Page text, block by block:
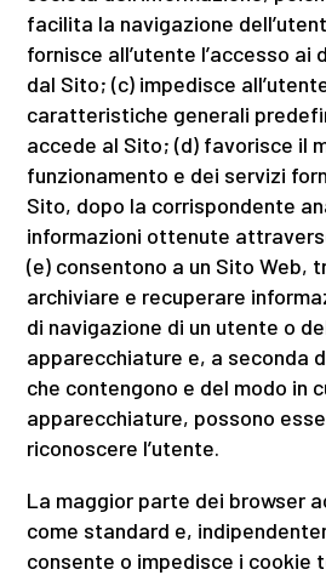
facilita la navigazione
fornisce all’utente l’accesso
dal Sito; (c) impedisce
caratteristiche generali
accede al Sito; (d) favorisce il
funzionamento e dei servizi
Sito, dopo la corrispondente
informazioni ottenute
(e) consentono a un Sito Web,
archiviare e recuperare
di navigazione di un utente o
apparecchiature e, a seconda
che contengono e del modo in
apparecchiature, possono
riconoscere l’utente.
La maggior parte dei browser
come standard e,
consente o impedisce i cookie